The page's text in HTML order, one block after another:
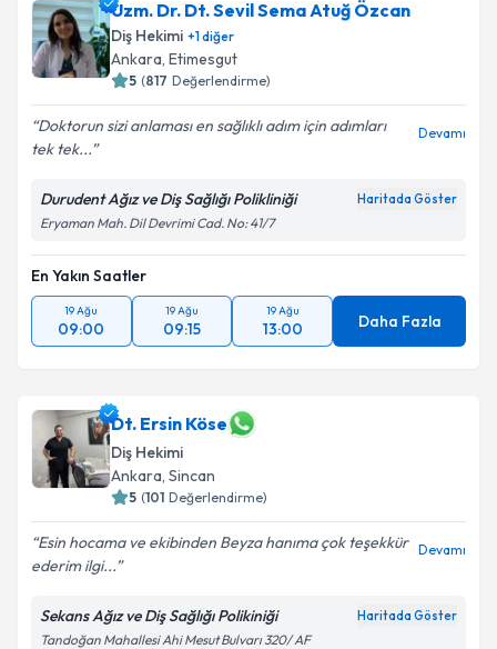
E-posta Adresiniz
Kişisel verilerimin işlenmesine ilişkinAydınlatma
Uzm. Dr. Dt. Sevil Sema Atuğ Özcan
Diş Hekimi +1diğer
Ankara, Etimesgut
5 (817 Değerlendirme)
Doktorun sizi anlaması en sağlıklı adım için adımları
tek tek...
Devamı
Durudent Ağız ve Diş Sağlığı Polikliniği Haritada Göster
Eryaman Mah. Dil Devrimi Cad. No: 41/7
En Yakın Saatler
19 Ağu
09:00
19 Ağu
09:15
19 Ağu
13:00 Daha Fazla
Dt. Ersin Köse
Diş Hekimi
Ankara, Sincan
5 (101 Değerlendirme)
Esin hocama ve ekibinden Beyza hanıma çok teşekkür
ederim ilgi...
Devamı
Sekans Ağız ve Diş Sağlığı Polikiniği Haritada Göster
Tandoğan Mahallesi Ahi Mesut Bulvarı 320/ AF